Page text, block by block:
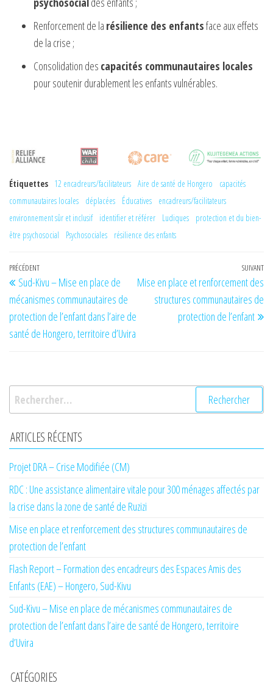
Renforcement de la résilience des enfantsface aux effets
de la crise ;
Consolidation des capacités communautaires locales
pour soutenir durablement les enfants vulnérables.
Étiquettes 12 encadreurs/facilitateurs Aire de santé de Hongero
capacités
communautaires locales
déplacées Éducatives
encadreurs/facilitateurs
environnement sûr et inclusif
identifier et référer Ludiques
protection et du bien-
être psychosocial
Psychosociales résilience des enfants
Navigation
de
l’article
Article
précédent
PRÉCÉDENT
Sud-Kivu – Mise en place de
mécanismes communautaires de
protection de l’enfant dans l’aire de
santé de Hongero, territoire d’Uvira
SUIVANT
Mise en place et renforcement des
structures communautaires de
protection de l’enfant
Rechercher :
ARTICLES RÉCENTS
Projet DRA – Crise Modifiée (CM)
RDC : Une assistance alimentaire vitale pour 300 ménages affectés par
la crise dans la zone de santé de Ruzizi
Mise en place et renforcement des structures communautaires de
protection de l’enfant
Flash Report – Formation des encadreurs des Espaces Amis des
Enfants (EAE) – Hongero, Sud-Kivu
Sud-Kivu – Mise en place de mécanismes communautaires de
protection de l’enfant dans l’aire de santé de Hongero, territoire
d’Uvira
CATÉGORIES